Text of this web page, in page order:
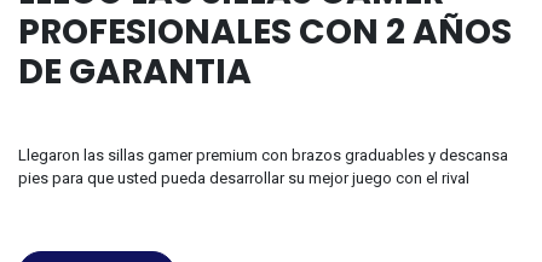
PROFESIONALES CON 2 AÑOS
DE GARANTIA
Llegaron las sillas gamer premium con brazos graduables y descansa
pies para que usted pueda desarrollar su mejor juego con el rival